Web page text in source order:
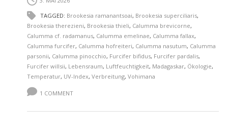
TAGGED: Brookesia ramanantsoai, Brookesia superciliaris,
Brookesia therezieni, Brookesia thieli, Calumma brevicorne,
Calumma cf. radamanus, Calumma emelinae, Calumma fallax,
Calumma furcifer, Calumma hofreiteri, Calumma nasutum, Calumma
parsonii, Calumma pinocchio, Furcifer bifidus, Furcifer pardalis,
Furcifer willsii, Lebensraum, Luftfeuchtigkeit, Madagaskar, Ökologie,
Temperatur, UV-Index, Verbreitung, Vohimana
1 COMMENT